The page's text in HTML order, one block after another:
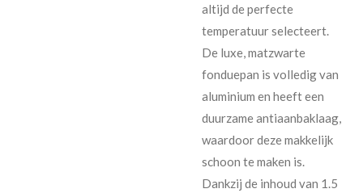
altijd de perfecte
temperatuur selecteert.
De luxe, matzwarte
fonduepan is volledig van
aluminium en heeft een
duurzame antiaanbaklaag,
waardoor deze makkelijk
schoon te maken is.
Dankzij de inhoud van 1.5